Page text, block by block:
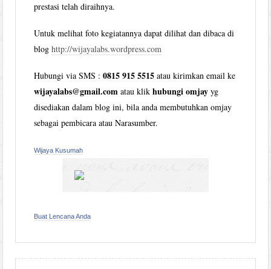
prestasi telah diraihnya.
Untuk melihat foto kegiatannya dapat dilihat dan dibaca di
bloghttp://wijayalabs.wordpress.com
Hubungi via SMS :0815 915 5515 atau kirimkan email ke
wijayalabs@gmail.com atau klikhubungi omjay yg
disediakan dalam blog ini, bila anda membutuhkan omjay
sebagai pembicara atau Narasumber.
Wijaya Kusumah
Buat Lencana Anda